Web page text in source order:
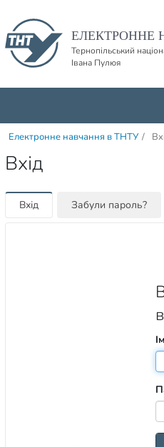
ЕЛЕКТРОННЕ
Тернопільський
Івана Пулюя
Електронне навчання в ТНТУ /
Вхід
Вхід Забули пароль?